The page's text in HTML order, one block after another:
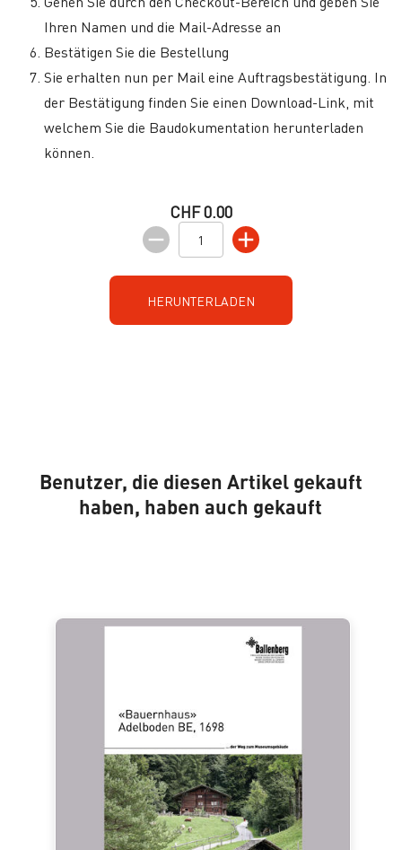
Ihren Namen und die Mail-Adresse an
Bestätigen Sie die Bestellung
Sie erhalten nun per Mail eine Auftragsbestätigung. In
der Bestätigung finden Sie einen Download-Link, mit
welchem Sie die Baudokumentation herunterladen
können.
CHF 0.00
HERUNTERLADEN
Benutzer, die diesen Artikel gekauft
haben, haben auch gekauft